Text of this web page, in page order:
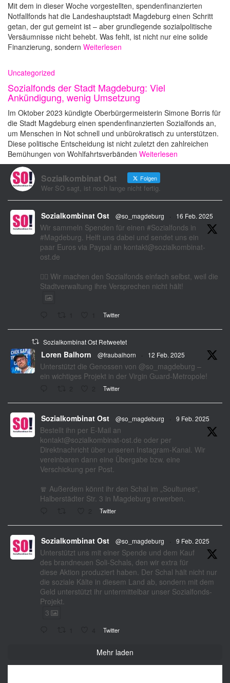
Mit dem in dieser Woche vorgestellten, spendenfinanzierten
Notfallfonds hat die Landeshauptstadt Magdeburg einen Schritt
getan, der gut gemeint ist – aber grundlegende sozialpolitische
Versäumnisse nicht behebt. Was fehlt, ist nicht nur eine solide
Finanzierung, sondern Weiterlesen
Uncategorized
Sozialfonds der Stadt Magdeburg: Viel
Ankündigung, wenig Umsetzung
Im Oktober 2023 kündigte Oberbürgermeisterin Simone Borris für
die Stadt Magdeburg einen spendenfinanzierten Sozialfonds an,
um Menschen in Not schnell und unbürokratisch zu unterstützen.
Diese politische Entscheidung ist nicht zuletzt den zahlreichen
Bemühungen von Wohlfahrtsverbänden Weiterlesen
Sozialkombinat Ost Folgen
Wer SO sagt, ist noch lange nicht fertig.
Sozialkombinat Ost @so_magdeburg · 16 Feb. 2025
Wir sammeln Spenden für einen #Sozialfonds in
#Magdeburg. Helft uns dabei und sendet uns ein
paar Euros via Paypal an kontakt@sozialkombinat-
ost.de
✊🏽 Wir machen den Sozialfonds einfach selbst, weil die
Stadtverwaltung ihre Versprechen nicht hält!
Twitter
Sozialkombinat Ost Retweetet
Loren Balhorn @fraubalhorn · 12 Feb. 2025
Unterstützt die Genossen von @so_magdeburg –
ein wichtiges Projekt in der Virgin Guard-Metropole!
Twitter
Sozialkombinat Ost @so_magdeburg · 9 Feb. 2025
Bestellt ihn per E-Mail an
kontakt@sozialkombinat-ost.de oder per
Direktnachricht über unseren Instagram-Kanal. Wir
vereinbaren dann eine Übergabe bzw. eine
Verschickung per Post.
🧣 Außerdem könnt ihr den Schal im „Soultunes“,
Halberstädter Str. 3 in Magdeburg erwerben.
Twitter
Sozialkombinat Ost @so_magdeburg · 9 Feb. 2025
Unterstützt uns mit einer Spende und dem Kauf
des brandneuen Soli-Schals, den wir extra für
diese Aktion produziert haben. Der Schal hält nicht nur
die soziale Kälte in diesem Land ab, sondern mit dem
Geld unterstützt ihr untermittelbar unser Sozialfonds-
Projekt.
3
Twitter
Mehr laden